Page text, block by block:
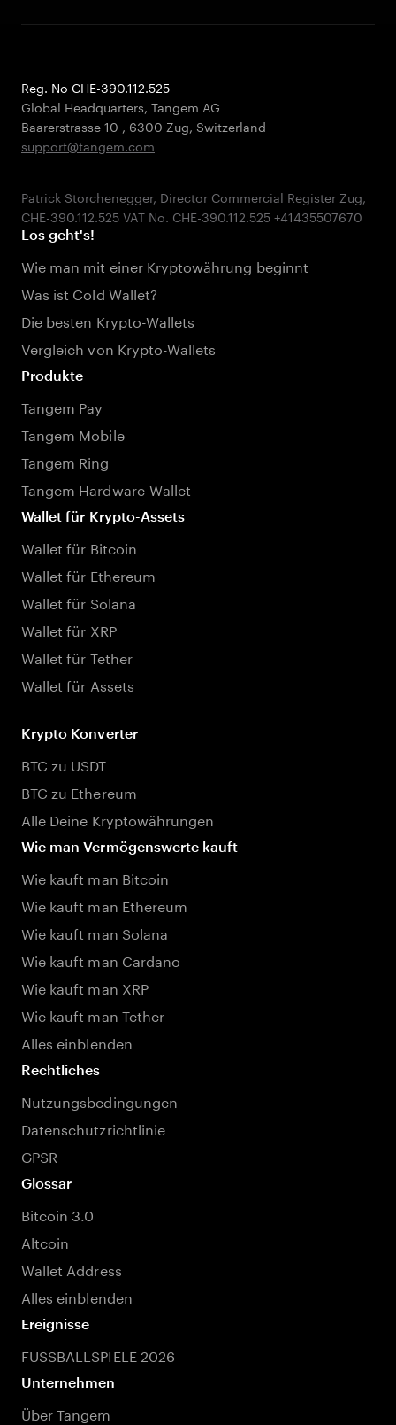
Reg. No CHE-390.112.525
Global Headquarters, Tangem AG
Baarerstrasse 10 , 6300 Zug, Switzerland
support@tangem.com
Patrick Storchenegger, Director Commercial Register Zug,
Los geht's!
Wie man mit einer Kryptowährung beginnt
Was ist Cold Wallet?
Die besten Krypto-Wallets
Vergleich von Krypto-Wallets
Produkte
Tangem Pay
Tangem Mobile
Tangem Ring
Tangem Hardware-Wallet
Wallet für Krypto-Assets
Wallet für Bitcoin
Wallet für Ethereum
Wallet für Solana
Wallet für XRP
Wallet für Tether
Wallet für Assets
Krypto Konverter
BTC zu USDT
BTC zu Ethereum
Alle Deine Kryptowährungen
Wie man Vermögenswerte kauft
Wie kauft man Bitcoin
Wie kauft man Ethereum
Wie kauft man Solana
Wie kauft man Cardano
Wie kauft man XRP
Wie kauft man Tether
Alles einblenden
Rechtliches
Nutzungsbedingungen
Datenschutzrichtlinie
GPSR
Glossar
Bitcoin 3.0
Altcoin
Wallet Address
Alles einblenden
Ereignisse
FUSSBALLSPIELE 2026
Unternehmen
Über Tangem